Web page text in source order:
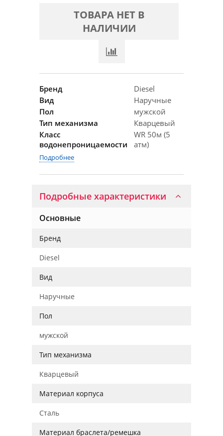
ТОВАРА НЕТ В
НАЛИЧИИ
Бренд
Diesel
Вид
Наручные
Пол
мужской
Тип механизма
Кварцевый
Класс
водонепроницаемости
WR 50м (5
атм)
Подробнее
Подробные характеристики
Основные
Бренд
Diesel
Вид
Наручные
Пол
мужской
Тип механизма
Кварцевый
Материал корпуса
Сталь
Материал браслета/ремешка